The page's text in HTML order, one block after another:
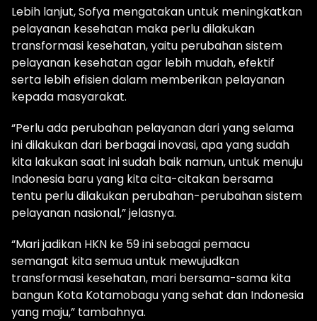
Lebih lanjut, Sofya mengatakan untuk meningkatkan
pelayanan kesehatan maka perlu dilakukan
transformasi kesehatan, yaitu perubahan sistem
pelayanan kesehatan agar lebih mudah, efektif
serta lebih efisien dalam memberikan pelayanan
kepada masyarakat.
“Perlu ada perubahan pelayanan dari yang selama
ini dilakukan dari berbagai inovasi, apa yang sudah
kita lakukan saat ini sudah baik namun, untuk menuju
Indonesia baru yang kita cita-citakan bersama
tentu perlu dilakukan perubahan-perubahan sistem
pelayanan nasional,” jelasnya.
“Mari jadikan HKN ke 59 ini sebagai pemacu
semangat kita semua untuk mewujudkan
transformasi kesehatan, mari bersama-sama kita
bangun Kota Kotamobagu yang sehat dan Indonesia
yang maju,” tambahnya.